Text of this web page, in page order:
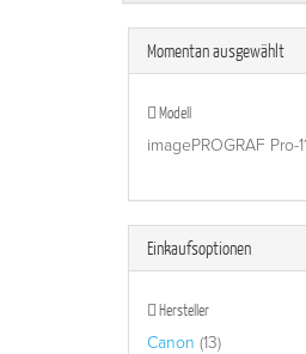
Momentan ausgewählt
Modell
imagePROGRAF Pro-
Einkaufsoptionen
Hersteller
Canon (13)